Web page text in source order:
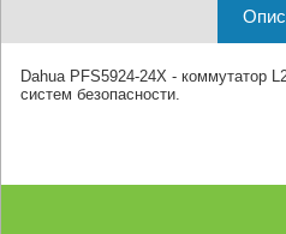
Dahua PFS5924-24X - коммутатор
систем безопасности.